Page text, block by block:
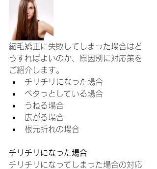
縮毛矯正に失敗してしまった場合はど
うすればよいのか、原因別に対応策を
ご紹介します。
チリチリになった場合
ペタっとしている場合
うねる場合
広がる場合
根元折れの場合
チリチリになった場合
チリチリになってしまった場合の対応